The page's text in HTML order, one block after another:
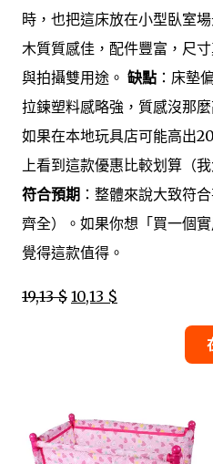
時，也把這床放在小型臥室
木質質感佳，配件豐富，尺
與拍攝雙用途。 缺點 ：床墊
拉鍊塑料感略強，質感沒那麼
如果在本地玩具店可能高出
上看到這款優惠比較划算（
符合預期 ：整體來說大致符
齊全）。如果你想「買一個
覺得這款值得。
19,13 $ 10,13 $